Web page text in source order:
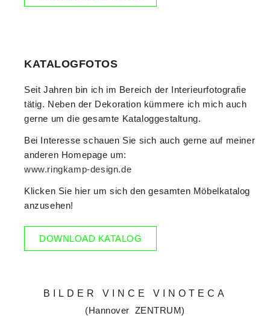
KATALOGFOTOS
Seit Jahren bin ich im Bereich der Interieurfotografie
tätig. Neben der Dekoration kümmere ich mich auch
gerne um die gesamte Kataloggestaltung.
Bei Interesse schauen Sie sich auch gerne auf meiner
anderen Homepage um:
www.ringkamp-design.de
Klicken Sie hier um sich den gesamten Möbelkatalog
anzusehen!
DOWNLOAD KATALOG
BILDER VINCE VINOTECA
(Hannover ZENTRUM)